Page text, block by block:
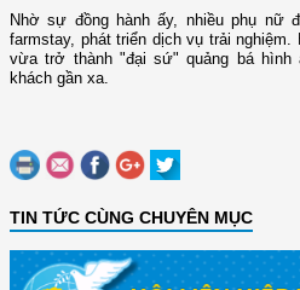
Nhờ sự đồng hành ấy, nhiều phụ nữ
farmstay, phát triển dịch vụ trải
vừa trở thành "đại sứ" quảng bá hình
khách gần xa.
TIN TỨC CÙNG CHUYÊN MỤC